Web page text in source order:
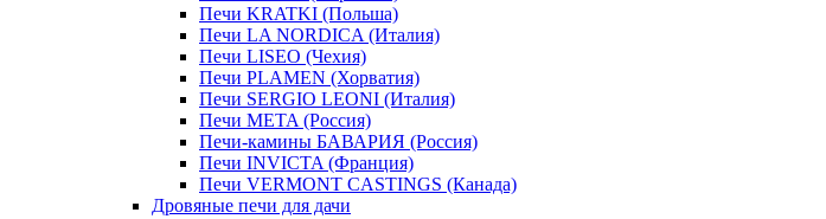
Печи KRATKI (Польша)
Печи LA NORDICA (Италия)
Печи LISEO (Чехия)
Печи PLAMEN (Хорватия)
Печи SERGIO LEONI (Италия)
Печи META (Россия)
Печи-камины БАВАРИЯ (Россия)
Печи INVICTA (Франция)
Печи VERMONT CASTINGS (Канада)
Дровяные печи для дачи